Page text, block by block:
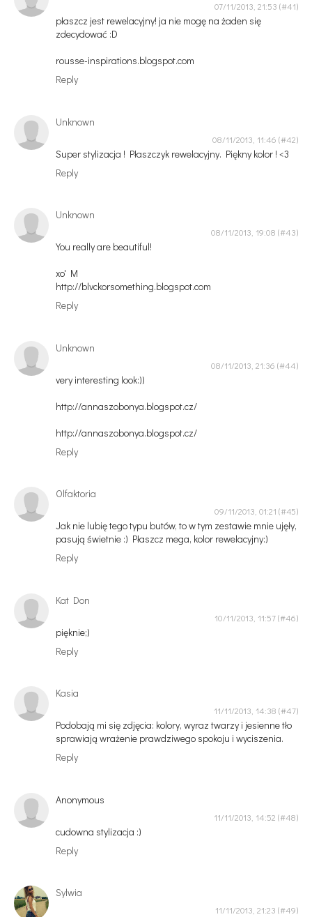
07/11/2013, 21:53
płaszcz jest rewelacyjny! ja nie mogę na żaden się
zdecydować :D
rousse-inspirations.blogspot.com
Reply
Unknown
08/11/2013, 11:46
Super stylizacja ! Płaszczyk rewelacyjny. Piękny kolor ! <3
Reply
Unknown
08/11/2013, 19:08
You really are beautiful!
xo' M
http://blvckorsomething.blogspot.com
Reply
Unknown
08/11/2013, 21:36
very interesting look:))
http://annaszobonya.blogspot.cz/
http://annaszobonya.blogspot.cz/
Reply
Olfaktoria
09/11/2013, 01:21
Jak nie lubię tego typu butów, to w tym zestawie mnie ujęły,
pasują świetnie :) Płaszcz mega, kolor rewelacyjny:)
Reply
Kat Don
10/11/2013, 11:57
pięknie;)
Reply
Kasia
11/11/2013, 14:38
Podobają mi się zdjęcia: kolory, wyraz twarzy i jesienne tło
sprawiają wrażenie prawdziwego spokoju i wyciszenia.
Reply
Anonymous
11/11/2013, 14:52
cudowna stylizacja :)
Reply
Sylwia
11/11/2013, 21:23